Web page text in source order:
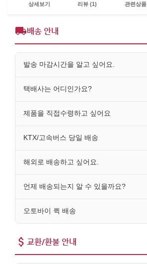
상세보기 리뷰 (1) 관련상품
배송 안내
발송 마감시간을 알고 싶어요.
택배사는 어디인가요?
제품을 직접수령하고 싶어요
KTX/고속버스 당일 배송
해외로 배송하고 싶어요.
언제 배송되는지 알 수 있을까요?
오토바이 퀵 배송
교환/환불 안내